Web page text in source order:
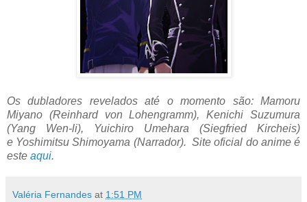
Os dubladores revelados até o momento são: Mamoru
Miyano (Reinhard von Lohengramm),Kenichi Suzumura
(Yang Wen-li),
Yuichiro Umehara (Siegfried Kircheis)
e Yoshimitsu Shimoyama (Narrador). Site oficial do anime é
este aqui.
Valéria Fernandes at 1:51 PM